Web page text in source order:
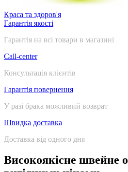
Краса та здоров'я
Гарантія якості
Гарантія на всі товари в магазині
Call-center
Консультація клієнтів
Гарантія повернення
У разі брака можливий возврат
Швидка доставка
Доставка від одного дня
Високоякісне швейне